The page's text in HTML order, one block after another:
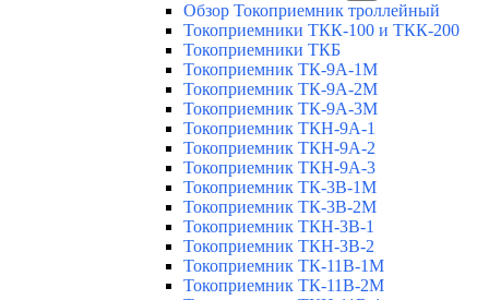
Обзор Токоприемник троллейный
Токоприемники ТКК-100 и ТКК-200
Токоприемники ТКБ
Токоприемник ТК-9А-1М
Токоприемник ТК-9А-2М
Токоприемник ТК-9А-3М
Токоприемник ТКН-9А-1
Токоприемник ТКН-9А-2
Токоприемник ТКН-9А-3
Токоприемник ТК-3В-1М
Токоприемник ТК-3В-2М
Токоприемник ТКН-3В-1
Токоприемник ТКН-3В-2
Токоприемник ТК-11В-1М
Токоприемник ТК-11В-2М